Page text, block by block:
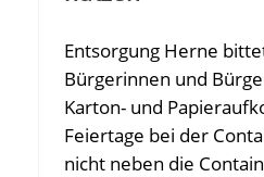
Entsorgung Herne
Bürgerinnen und
Karton- und
Feiertage bei der
nicht neben die